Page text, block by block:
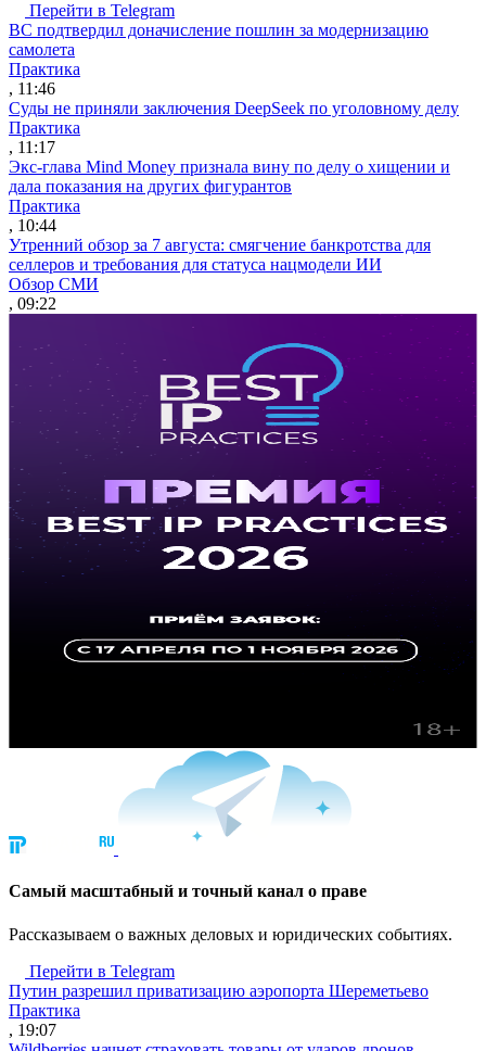
Перейти в Telegram
ВС подтвердил доначисление пошлин за модернизацию
самолета
Практика
, 11:46
Суды не приняли заключения DeepSeek по уголовному делу
Практика
, 11:17
Экс-глава Mind Money признала вину по делу о хищении и
дала показания на других фигурантов
Практика
, 10:44
Утренний обзор за 7 августа: смягчение банкротства для
селлеров и требования для статуса нацмодели ИИ
Обзор СМИ
, 09:22
Cамый масштабный и точный канал о праве
Рассказываем о важных деловых и юридических событиях.
Перейти в Telegram
Путин разрешил приватизацию аэропорта Шереметьево
Практика
, 19:07